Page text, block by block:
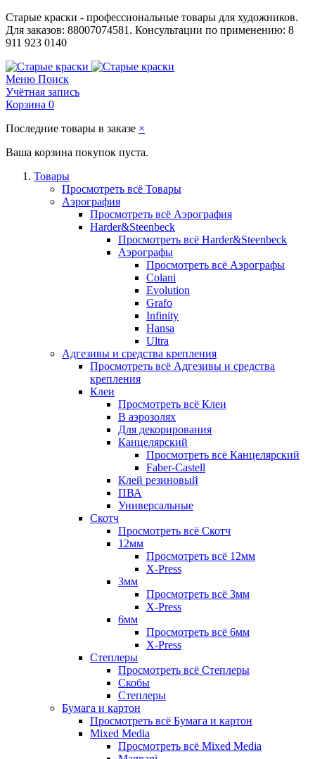
Старые краски - профессиональные товары для художников.
Для заказов: 88007074581. Консультации по применению: 8
911 923 0140
Меню Поиск
Учётная запись
Корзина 0
Последние товары в заказе ×
Ваша корзина покупок пуста.
Товары
Просмотреть всё Товары
Аэрография
Просмотреть всё Аэрография
Harder&Steenbeck
Просмотреть всё Harder&Steenbeck
Аэрографы
Просмотреть всё Аэрографы
Colani
Evolution
Grafo
Infinity
Hansa
Ultra
Адгезивы и средства крепления
Просмотреть всё Адгезивы и средства
крепления
Клеи
Просмотреть всё Клеи
В аэрозолях
Для декорирования
Канцелярский
Просмотреть всё Канцелярский
Faber-Castell
Клей резиновый
ПВА
Универсальные
Скотч
Просмотреть всё Скотч
12мм
Просмотреть всё 12мм
X-Press
3мм
Просмотреть всё 3мм
X-Press
6мм
Просмотреть всё 6мм
X-Press
Степлеры
Просмотреть всё Степлеры
Скобы
Степлеры
Бумага и картон
Просмотреть всё Бумага и картон
Mixed Media
Просмотреть всё Mixed Media